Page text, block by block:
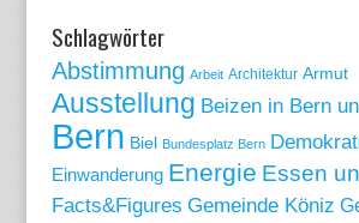
Schlagwörter
Abstimmung Arbeit Architektur Armut
Ausstellung Beizen in Bern
Bern Biel Bundesplatz Bern
Einwanderung Energie Essen
Facts&Figures Gemeinde Köniz